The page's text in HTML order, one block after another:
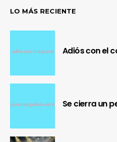
LO MÁS RECIENTE
Adiós con el
Se cierra un